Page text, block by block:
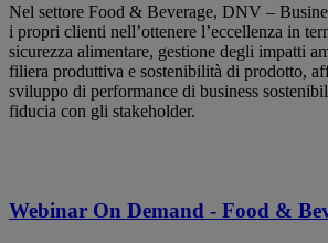
Nel settore Food & Beverage, DNV –
i propri clienti nell’ottenere l’eccellenza in
sicurezza alimentare, gestione degli impatti
filiera produttiva e sostenibilità di prodotto,
sviluppo di performance di business
fiducia con gli stakeholder.
Webinar On Demand - Food &